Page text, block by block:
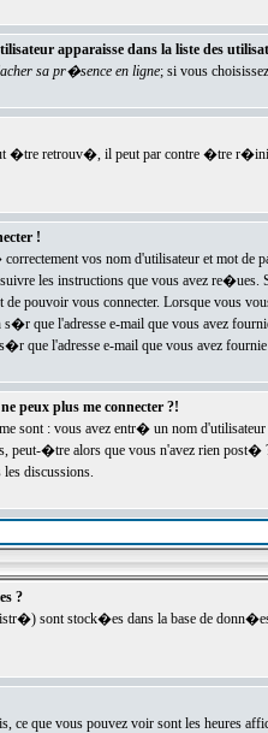
apparaisse dans la liste des
sa pr�sence en ligne; si vous choisissez
�tre retrouv�, il peut par contre �tre
!
vos nom d'utilisateur et mot
les instructions que vous avez
pouvoir vous connecter. Lorsque vous
que l'adresse e-mail que vous avez
que l'adresse e-mail que vous avez
peux plus me connecter ?!
sont : vous avez entr� un nom
peut-�tre alors que vous n'avez rien
discussions.
?
sont stock�es dans la base de
ce que vous pouvez voir sont les